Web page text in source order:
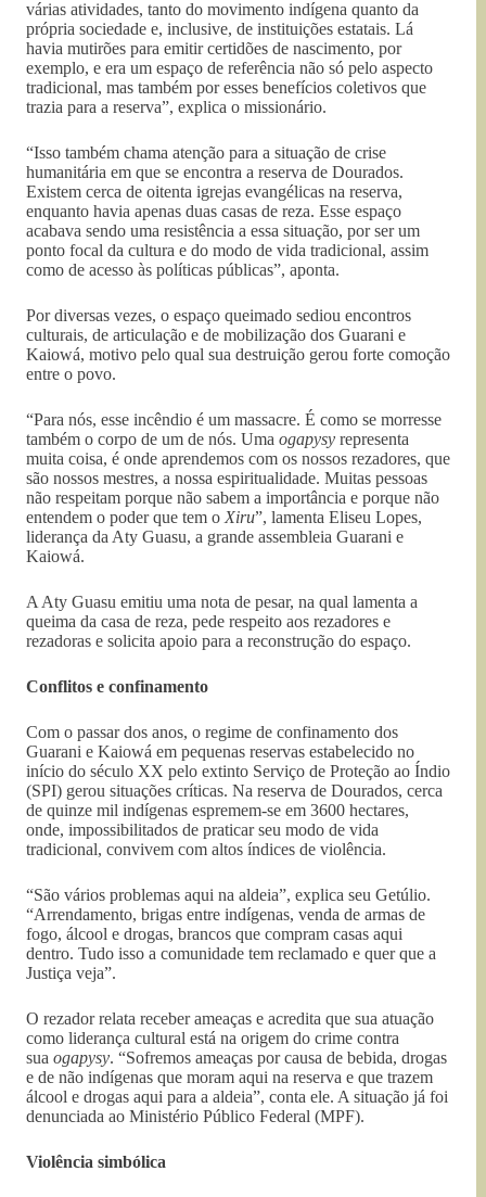
várias atividades, tanto do movimento indígena quanto da
própria sociedade e, inclusive, de instituições estatais. Lá
havia mutirões para emitir certidões de nascimento, por
exemplo, e era um espaço de referência não só pelo aspecto
tradicional, mas também por esses benefícios coletivos que
trazia para a reserva”, explica o missionário.
“Isso também chama atenção para a situação de crise
humanitária em que se encontra a reserva de Dourados.
Existem cerca de oitenta igrejas evangélicas na reserva,
enquanto havia apenas duas casas de reza. Esse espaço
acabava sendo uma resistência a essa situação, por ser um
ponto focal da cultura e do modo de vida tradicional, assim
como de acesso às políticas públicas”, aponta.
Por diversas vezes, o espaço queimado sediou encontros
culturais, de articulação e de mobilização dos Guarani e
Kaiowá, motivo pelo qual sua destruição gerou forte comoção
entre o povo.
“Para nós, esse incêndio é um massacre. É como se morresse
também o corpo de um de nós. Uma ogapysy representa
muita coisa, é onde aprendemos com os nossos rezadores, que
são nossos mestres, a nossa espiritualidade. Muitas pessoas
não respeitam porque não sabem a importância e porque não
entendem o poder que tem o Xiru”, lamenta Eliseu Lopes,
liderança da Aty Guasu, a grande assembleia Guarani e
Kaiowá.
A Aty Guasu emitiu uma nota de pesar, na qual lamenta a
queima da casa de reza, pede respeito aos rezadores e
rezadoras e solicita apoio para a reconstrução do espaço.
Conflitos e confinamento
Com o passar dos anos, o regime de confinamento dos
Guarani e Kaiowá em pequenas reservas estabelecido no
início do século XX pelo extinto Serviço de Proteção ao Índio
(SPI) gerou situações críticas. Na reserva de Dourados, cerca
de quinze mil indígenas espremem-se em 3600 hectares,
onde, impossibilitados de praticar seu modo de vida
tradicional, convivem com altos índices de violência.
“São vários problemas aqui na aldeia”, explica seu Getúlio.
“Arrendamento, brigas entre indígenas, venda de armas de
fogo, álcool e drogas, brancos que compram casas aqui
dentro. Tudo isso a comunidade tem reclamado e quer que a
Justiça veja”.
O rezador relata receber ameaças e acredita que sua atuação
como liderança cultural está na origem do crime contra
sua ogapysy. “Sofremos ameaças por causa de bebida, drogas
e de não indígenas que moram aqui na reserva e que trazem
álcool e drogas aqui para a aldeia”, conta ele. A situação já foi
denunciada ao Ministério Público Federal (MPF).
Violência simbólica